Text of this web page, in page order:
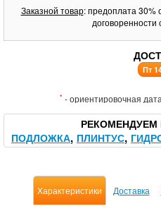
Заказной товар: предоплата 30%
Пт
* - ориентировочная
ПОДЛОЖКА ПЛИНТУС
Характеристики Доставка